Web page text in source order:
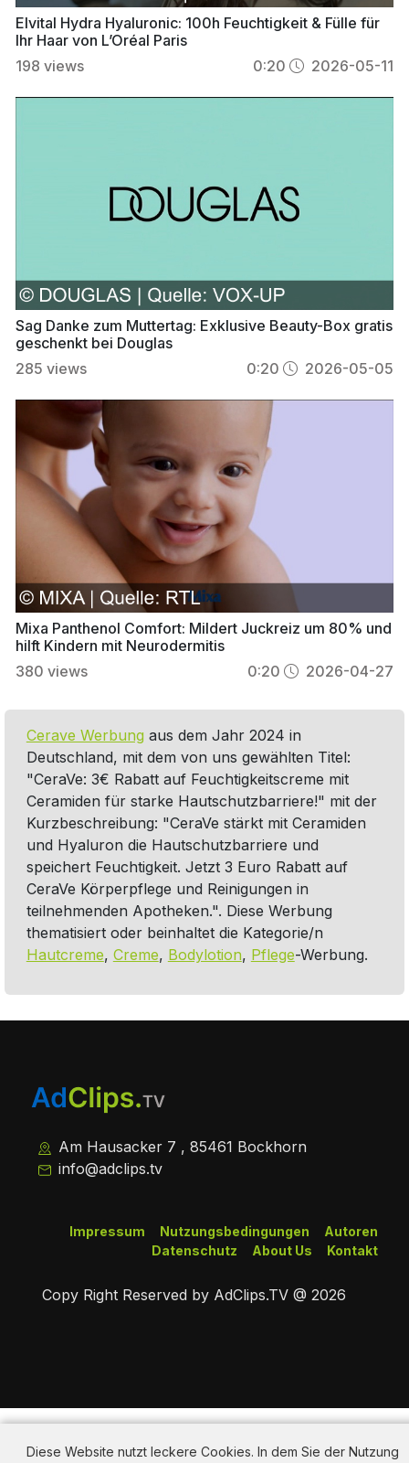
Diese Website nutzt leckere Cookies. In dem Sie der Nutzung
Elvital Hydra Hyaluronic: 100h Feuchtigkeit & Fülle für
Ihr Haar von L’Oréal Paris
198 views 0:20 2026-05-11
Sag Danke zum Muttertag: Exklusive Beauty-Box gratis
geschenkt bei Douglas
285 views 0:20 2026-05-05
Mixa Panthenol Comfort: Mildert Juckreiz um 80% und
hilft Kindern mit Neurodermitis
380 views 0:20 2026-04-27
Cerave Werbung aus dem Jahr 2024 in
Deutschland, mit dem von uns gewählten Titel:
"CeraVe: 3€ Rabatt auf Feuchtigkeitscreme mit
Ceramiden für starke Hautschutzbarriere!" mit der
Kurzbeschreibung: "CeraVe stärkt mit Ceramiden
und Hyaluron die Hautschutzbarriere und
speichert Feuchtigkeit. Jetzt 3 Euro Rabatt auf
CeraVe Körperpflege und Reinigungen in
teilnehmenden Apotheken.". Diese Werbung
thematisiert oder beinhaltet die Kategorie/n
Hautcreme, Creme, Bodylotion, Pflege-Werbung.
Am Hausacker 7 , 85461 Bockhorn
info@adclips.tv
Autoren
Nutzungsbedingungen
Impressum
Kontakt
About Us
Datenschutz
Copy Right Reserved by AdClips.TV @ 2026